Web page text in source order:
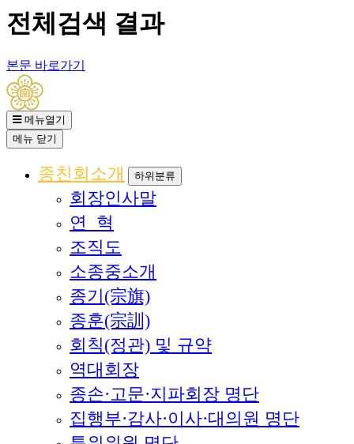
전체검색 결과
본문 바로가기
메뉴열기
메뉴 닫기
종친회소개 하위분류
회장인사말
연 혁
조직도
소종중소개
종기(宗旗)
종훈(宗訓)
회칙(정관) 및 규약
역대회장
종손·고문·지파회장 명단
집행부·감사·이사·대의원 명단